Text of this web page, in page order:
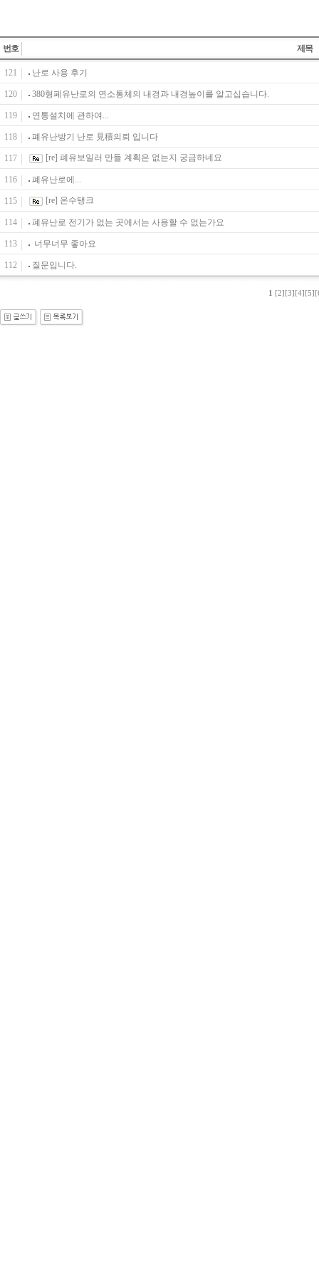
번호 제목
121 난로 사용 후기
120 380형페유난로의 연소통체의 내경과 내경높이를 알고십습니다.
119 연통설치에 관하여...
118 폐유난방기 난로 見積의뢰 입니다
117 [re] 폐유보일러 만들 계획은 없는지 궁금하네요
116 폐유난로에...
115 [re] 온수탱크
114 폐유난로 전기가 없는 곳에서는 사용할 수 없는가요
113 너무너무 좋아요
112 질문입니다.
1 [2] [3] [4] [5]